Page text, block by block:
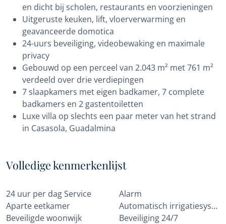
en dicht bij scholen, restaurants en voorzieningen
Uitgeruste keuken, lift, vloerverwarming en
geavanceerde domotica
24-uurs beveiliging, videobewaking en maximale
privacy
Gebouwd op een perceel van 2.043 m² met 761 m²
verdeeld over drie verdiepingen
7 slaapkamers met eigen badkamer, 7 complete
badkamers en 2 gastentoiletten
Luxe villa op slechts een paar meter van het strand
in Casasola, Guadalmina
Volledige kenmerkenlijst
24 uur per dag Service
Alarm
Aparte eetkamer
Automatisch irrigatiesysteem
Beveiligde woonwijk
Beveiliging 24/7